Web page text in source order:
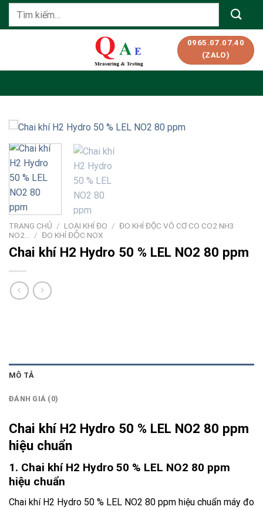
SkipTìm
0965.07.07.40
(ZALO)
TRANG CHỦ / LOẠI KHÍ ĐO / ĐO KHÍ ĐỘC VÔ CƠ CO CO2 NH3
NO2… / ĐO KHÍ ĐỘC NOX
Chai khí H2 Hydro 50 % LEL NO2 80 ppm
MÔ TẢ
ĐÁNH GIÁ (0)
Chai khí H2 Hydro 50 % LEL NO2 80 ppm
hiệu chuẩn
1. Chai khí H2 Hydro 50 % LEL NO2 80 ppm
hiệu chuẩn
Chai khí H2 Hydro 50 % LEL NO2 80 ppm hiệu chuẩn máy đo